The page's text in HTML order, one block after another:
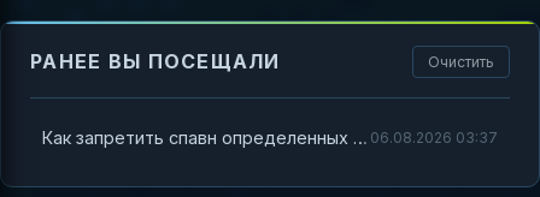
РАНЕЕ ВЫ ПОСЕЩАЛИ Очистить
Как запретить спавн определенных мобов в Minecraft 06.08.2026 03:37